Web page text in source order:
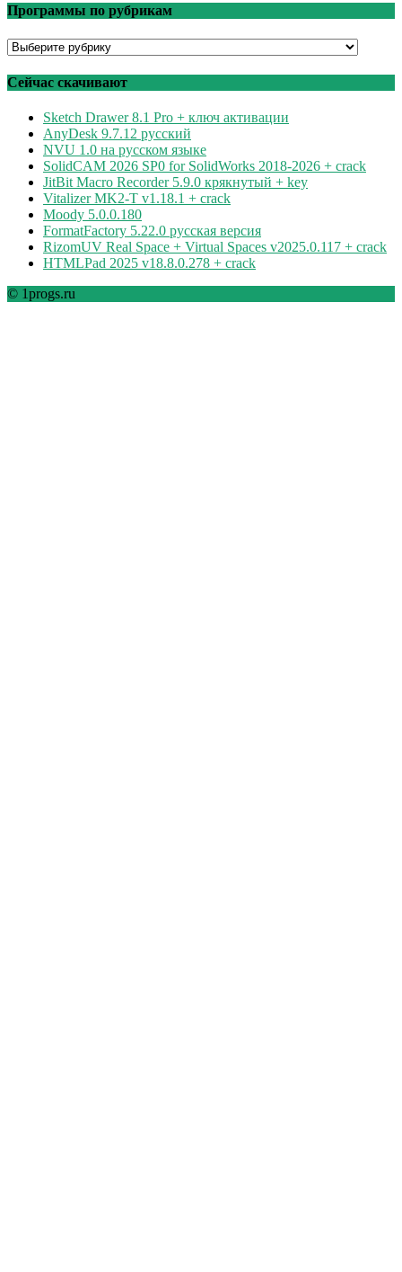
Программы по рубрикам
Программы
рубрикам
Сейчас скачивают
Sketch Drawer 8.1 Pro + ключ активации
AnyDesk 9.7.12 русский
NVU 1.0 на русском языке
SolidCAM 2026 SP0 for SolidWorks 2018-2026 + crack
JitBit Macro Recorder 5.9.0 крякнутый + key
Vitalizer MK2-T v1.18.1 + crack
Moody 5.0.0.180
FormatFactory 5.22.0 русская версия
RizomUV Real Space + Virtual Spaces v2025.0.117 + crack
HTMLPad 2025 v18.8.0.278 + crack
© 1progs.ru